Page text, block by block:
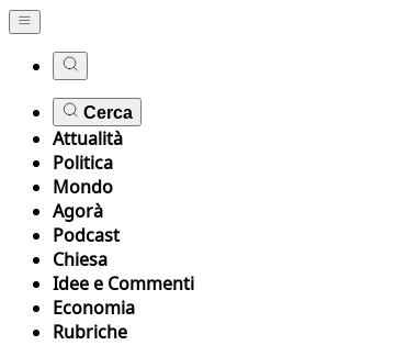
Cerca
Attualità
Politica
Mondo
Agorà
Podcast
Chiesa
Idee e Commenti
Economia
Rubriche